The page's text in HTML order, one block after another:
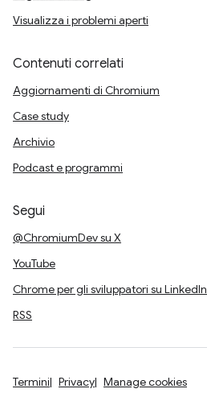
Visualizza i problemi aperti
Contenuti correlati
Aggiornamenti di Chromium
Case study
Archivio
Podcast e programmi
Segui
@ChromiumDev su X
YouTube
Chrome per gli sviluppatori su LinkedIn
RSS
Termini Privacy Manage cookies